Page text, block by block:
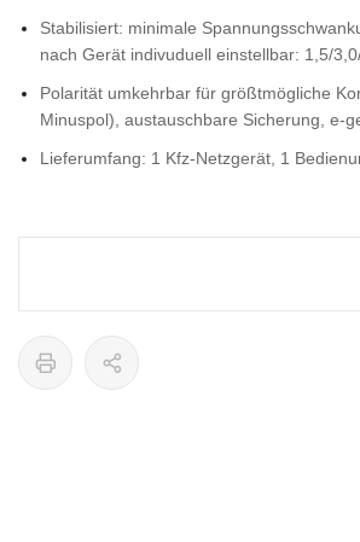
Stabilisiert: minimale
nach Gerät indivuduell einstellbar: 1,5/
Polarität umkehrbar für größtmögliche
Minuspol), austauschbare Sicherung, e-
Lieferumfang: 1 Kfz-Netzgerät, 1